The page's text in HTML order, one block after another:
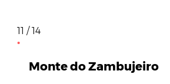
11 / 14
Monte do Zambujeiro